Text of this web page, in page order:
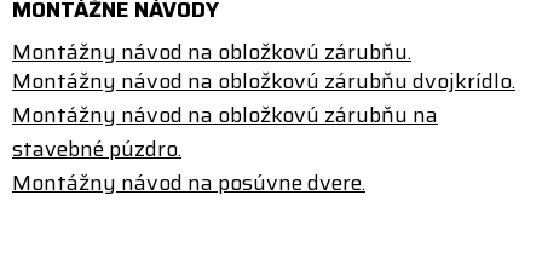
MONTÁŽNE NÁVODY
Montážny návod na obložkovú zárubňu.
Montážny návod na obložkovú zárubňu dvojkrídlo.
Montážny návod na obložkovú zárubňu na
stavebné púzdro.
Montážny návod na posúvne dvere.